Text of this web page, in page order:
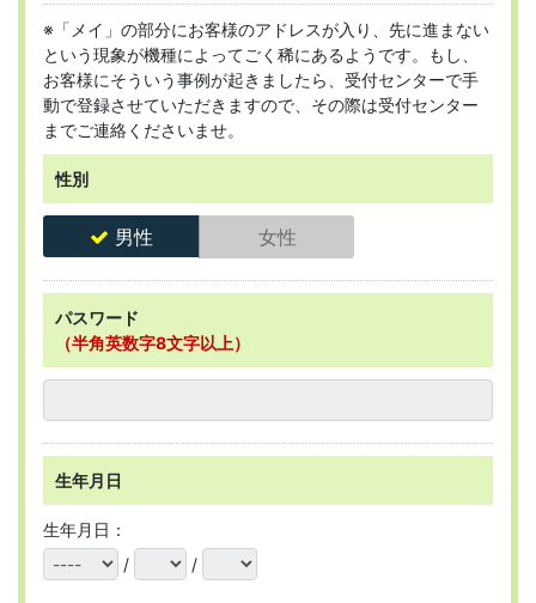
※「メイ」の部分にお客様のアドレスが入り、先に進まない
という現象が機種によってごく稀にあるようです。もし、
お客様にそういう事例が起きましたら、受付センターで手
動で登録させていただきますので、その際は受付センター
までご連絡くださいませ。
性別
男性 女性
パスワード
（半角英数字8文字以上）
生年月日
生年月日：
/
/